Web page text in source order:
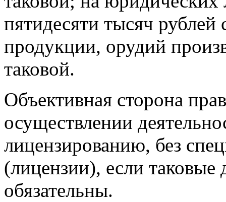
пятидесяти тысяч рублей
продукции, орудий
таковой.
Объективная сторона
осуществлении
лицензированию, без
(лицензии), если таковые
обязательны.